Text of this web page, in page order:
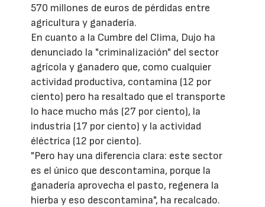
570 millones de euros de pérdidas entre
agricultura y ganadería.
En cuanto a la Cumbre del Clima, Dujo ha
denunciado la "criminalización" del sector
agrícola y ganadero que, como cualquier
actividad productiva, contamina (12 por
ciento) pero ha resaltado que el transporte
lo hace mucho más (27 por ciento), la
industria (17 por ciento) y la actividad
éléctrica (12 por ciento).
"Pero hay una diferencia clara: este sector
es el único que descontamina, porque la
ganadería aprovecha el pasto, regenera la
hierba y eso descontamina", ha recalcado.